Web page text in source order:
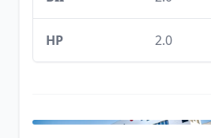
HP 2.0